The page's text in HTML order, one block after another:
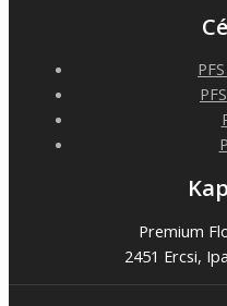
Premium
2451 Ercsi,